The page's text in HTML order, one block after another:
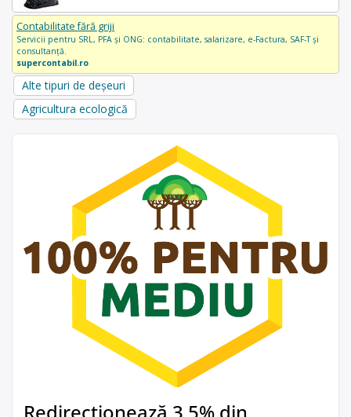
Contabilitate fără griji
Servicii pentru SRL, PFA și ONG: contabilitate, salarizare, e-Factura, SAF-T și
consultanță.
supercontabil.ro
Alte tipuri de deșeuri
Agricultura ecologică